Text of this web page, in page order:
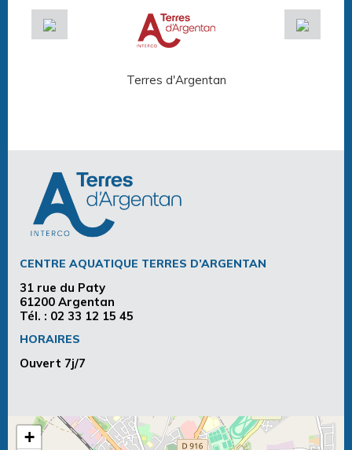
Terres d'Argentan
CENTRE AQUATIQUE TERRES D’ARGENTAN
31 rue du Paty
61200 Argentan
Tél. : 02 33 12 15 45
HORAIRES
Ouvert 7j/7
+